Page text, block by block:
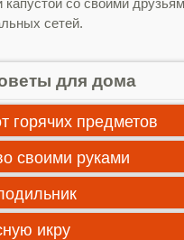
со своими
сетей.
для дома
горячих предметов
своими руками
икру